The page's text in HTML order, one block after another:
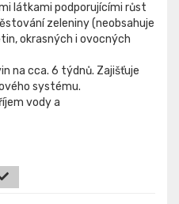
látkami podporujícími růst
zeleniny (neobsahuje
okrasných i ovocných
na cca. 6 týdnů. Zajišťuje
systému.
vody a